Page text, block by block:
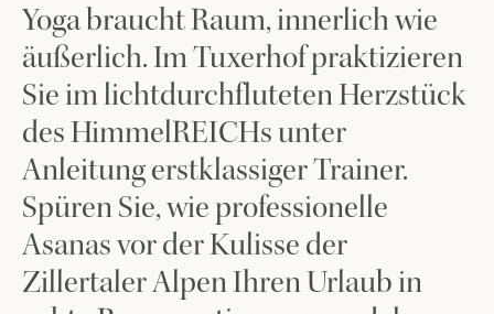
Yoga braucht Raum, innerlich wie
äußerlich. Im Tuxerhof praktizieren
Sie im lichtdurchfluteten Herzstück
des HimmelREICHs unter
Anleitung erstklassiger Trainer.
Spüren Sie, wie professionelle
Asanas vor der Kulisse der
Zillertaler Alpen Ihren Urlaub in